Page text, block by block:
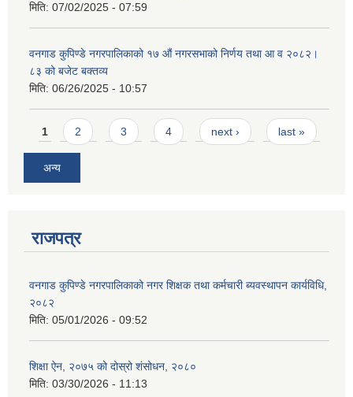
मिति: 07/02/2025 - 07:59
वनगाड कुपिण्डे नगरपालिकाको १७ ‍औं नगरसभाको निर्णय तथा आ व २०८२।
८३ को बजेट बक्तव्य
मिति: 06/26/2025 - 10:57
Pages
1 2 3 4 next › last »
अन्य
राजपत्र
वनगाड कुपिण्डे नगरपालिकाको नगर शिक्षक तथा कर्मचारी ब्यवस्थापन कार्यविधि,
२०८२
मिति: 05/01/2026 - 09:52
शिक्षा ऐन, २०७५ को दोस्रो शंसोधन, २०८०
मिति: 03/30/2026 - 11:13